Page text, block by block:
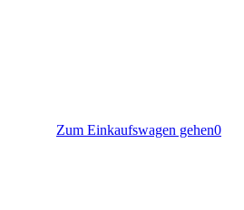
Zum Einkaufswagen gehen0